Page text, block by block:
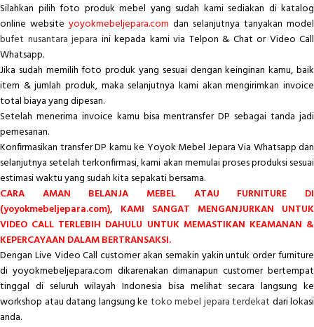
Silahkan pilih foto produk mebel yang sudah kami sediakan di katalog
online website yoyokmebeljepara.com dan selanjutnya tanyakan model
bufet nusantara jepara ini kepada kami via Telpon & Chat or Video Call
Whatsapp.
Jika sudah memilih foto produk yang sesuai dengan keinginan kamu, baik
item & jumlah produk, maka selanjutnya kami akan mengirimkan invoice
total biaya yang dipesan.
Setelah menerima invoice kamu bisa mentransfer DP sebagai tanda jadi
pemesanan.
Konfirmasikan transfer DP kamu ke Yoyok Mebel Jepara Via Whatsapp dan
selanjutnya setelah terkonfirmasi, kami akan memulai proses produksi sesuai
estimasi waktu yang sudah kita sepakati bersama.
CARA AMAN BELANJA MEBEL ATAU FURNITURE DI
(yoyokmebeljepara.com), KAMI SANGAT MENGANJURKAN UNTUK
VIDEO CALL TERLEBIH DAHULU UNTUK MEMASTIKAN KEAMANAN &
KEPERCAYAAN DALAM BERTRANSAKSI.
Dengan Live Video Call customer akan semakin yakin untuk order furniture
di yoyokmebeljepara.com dikarenakan dimanapun customer bertempat
tinggal di seluruh wilayah Indonesia bisa melihat secara langsung ke
workshop atau datang langsung ke toko mebel jepara terdekat dari lokasi
anda.